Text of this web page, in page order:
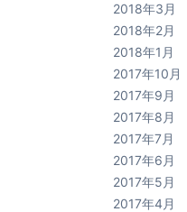
2018年3月
2018年2月
2018年1月
2017年10月
2017年9月
2017年8月
2017年7月
2017年6月
2017年5月
2017年4月